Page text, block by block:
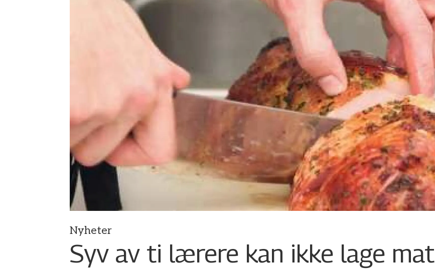
Nyheter
Syv av ti lærere kan ikke lage mat